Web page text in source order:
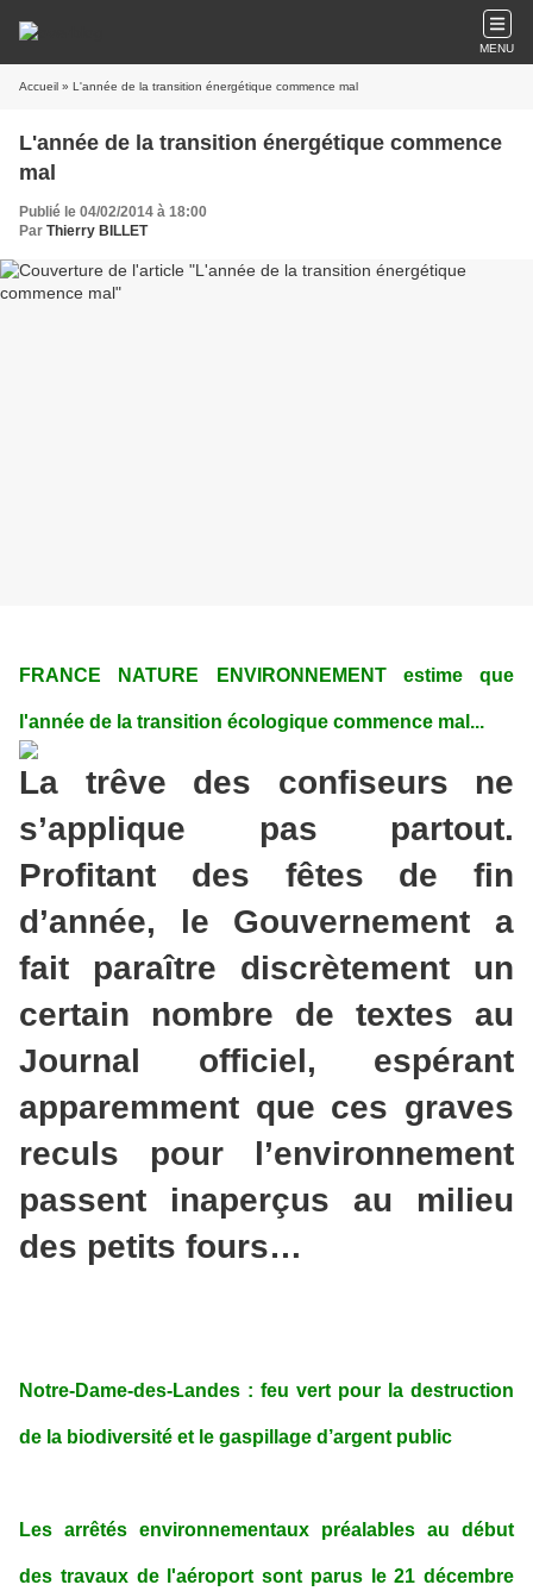
MENU
Accueil » L'année de la transition énergétique commence mal
L'année de la transition énergétique commence
mal
Publié le 04/02/2014 à 18:00
Par Thierry BILLET
FRANCE NATURE ENVIRONNEMENT estime que
l'année de la transition écologique commence mal...
La trêve des confiseurs ne
s’applique pas partout.
Profitant des fêtes de fin
d’année, le Gouvernement a
fait paraître discrètement un
certain nombre de textes au
Journal officiel, espérant
apparemment que ces graves
reculs pour l’environnement
passent inaperçus au milieu
des petits fours…
Notre-Dame-des-Landes : feu vert pour la destruction
de la biodiversité et le gaspillage d’argent public
Les arrêtés environnementaux préalables au début
des travaux de l'aéroport sont parus le 21 décembre